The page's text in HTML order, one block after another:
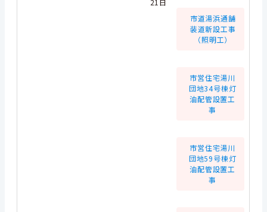
21日
市道湯浜通舗
装道新設工事
（照明工）
市営住宅湯川
団地34号棟灯
油配管設置工
事
市営住宅湯川
団地59号棟灯
油配管設置工
事